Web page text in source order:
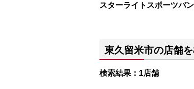
スターライトスポーツバ
東久留米市の店舗
検索結果：1店舗